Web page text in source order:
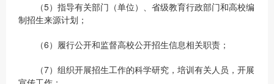
（5）指导有关部门（单位）、省级教育行政部门和高校编
制招生来源计划；
（6）履行公开和监督高校公开招生信息相关职责；
（7）组织开展招生工作的科学研究，培训有关人员，开展